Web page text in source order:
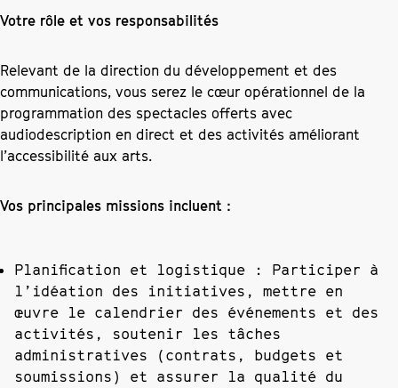
Votre rôle et vos responsabilités
Relevant de la direction du développement et des
communications, vous serez le cœur opérationnel de la
programmation des spectacles offerts avec
audiodescription en direct et des activités améliorant
l’accessibilité aux arts.
Vos principales missions incluent :
Planification et logistique : Participer à
l’idéation des initiatives, mettre en
œuvre le calendrier des événements et des
activités, soutenir les tâches
administratives (contrats, budgets et
soumissions) et assurer la qualité du